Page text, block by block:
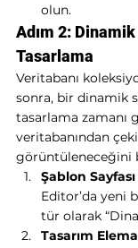
olun.
Adım 2:
Tasarlama
Veritabanı
sonra, bir dinamik
tasarlama zamanı
veritabanından
görüntüleneceğini
Şablon
Editor’da yeni
tür olarak
Tasarım